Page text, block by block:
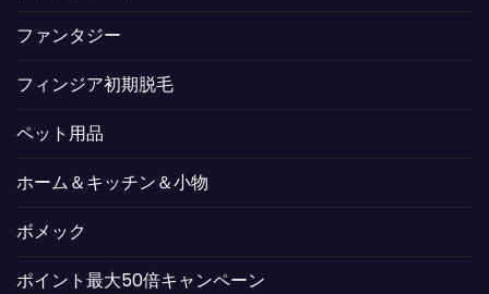
ファンタジー
フィンジア初期脱毛
ペット用品
ホーム＆キッチン＆小物
ボメック
ポイント最大50倍キャンペーン